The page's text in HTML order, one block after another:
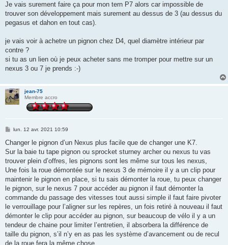
Je vais surement faire ça pour mon tern P7 alors car impossible de
trouver son développement mais surement au dessus de 3 (au dessus du
pegasus et dahon en tout cas).
je vais voir à achetre un pignon chez D4, quel diamètre intérieur par
contre ?
si tu as un lien où je peux acheter sans me tromper pour mettre sur un
nexus 3 ou 7 je prends :-)
jean-75
Membre accro
M
s
a
g
lun. 12 avr. 2021 10:59
Changer le pignon d’un Nexus plus facile que de changer une K7.
Sur la baie tu tape pignon ou sprocket sturney archer ou nexus tu vas
trouver plein d’offres, les pignons sont les même sur tous les nexus,
Une fois la roue démontée sur le nexus 3 de mémoire il y a un clip pour
maintenir le pignon en place, si tu sais démonter la roue, tu peux changer
le pignon, sur le nexus 7 pour accéder au pignon il faut démonter la
commande du passage des vitesses tout aussi simple il faut faire pivoter
le verrouillage pour l’aligner sur les repères, un fois retiré à nouveau il faut
démonter le clip pour accéder au pignon, sur beaucoup de vélo il y a un
tendeur de chaine pour limiter l’entretien, il absorbera la différence de
taille du pignon, s’il n’y en as pas les système d’avancement ou de recul
de la roue fera la même chose.